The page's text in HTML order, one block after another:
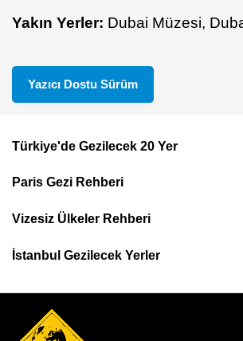
Yakın Yerler: Dubai Müzesi,
Yazıcı Dostu Sürüm
Footer
Top
Menu
Türkiye'de Gezilecek 20 Yer
Paris Gezi Rehberi
Vizesiz Ülkeler Rehberi
İstanbul Gezilecek Yerler